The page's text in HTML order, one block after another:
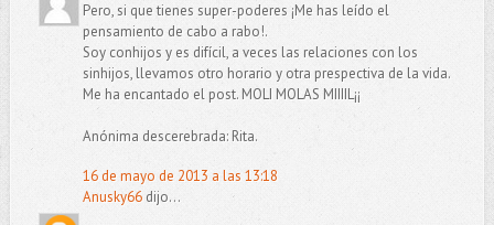
Pero, si que tienes super-poderes ¡Me has leído el
pensamiento de cabo a rabo!.
Soy conhijos y es difícil, a veces las relaciones con los
sinhijos, llevamos otro horario y otra prespectiva de la vida.
Me ha encantado el post. MOLI MOLAS MIIIIL¡¡
Anónima descerebrada: Rita.
16 de mayo de 2013 a las 13:18
Anusky66dijo...